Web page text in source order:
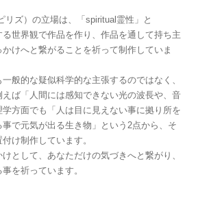
リズ）の立場は、「spiritual霊性」と
る世界観で作品を作り、作品を通して持ち主
けへと繋がることを祈って制作していま
般的な疑似科学的な主張するのではなく、
ば「人間には感知できない光の波長や、音
方面でも「人は目に見えない事に拠り所を
で元気が出る生き物」という2点から、そ
け制作しています。
として、あなただけの気づきへと繋がり、
を祈っています。